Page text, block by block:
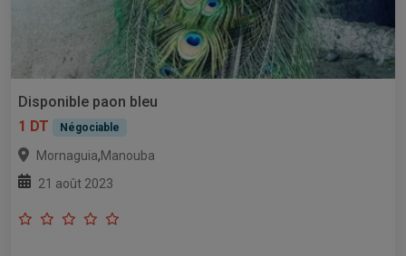
Disponible paon bleu
1 DT
Négociable
Mornaguia,Manouba
21 août 2023